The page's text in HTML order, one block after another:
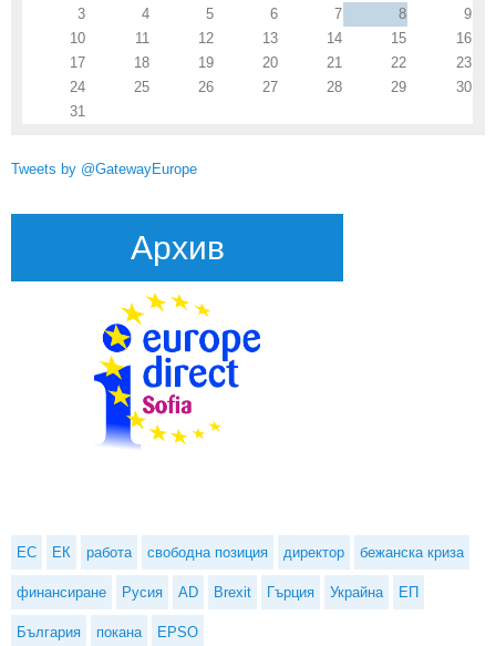
3
4 5 6 7 8
9
10
11 12 13 14 15
16
17
18 19 20 21 22
23
24
25 26 27 28 29
30
31
Tweets by @GatewayEurope
Архив
ЕС ЕК работа свободна позиция директор бежанска криза
финансиране Русия AD Brexit Гърция Украйна ЕП
България покана EPSO